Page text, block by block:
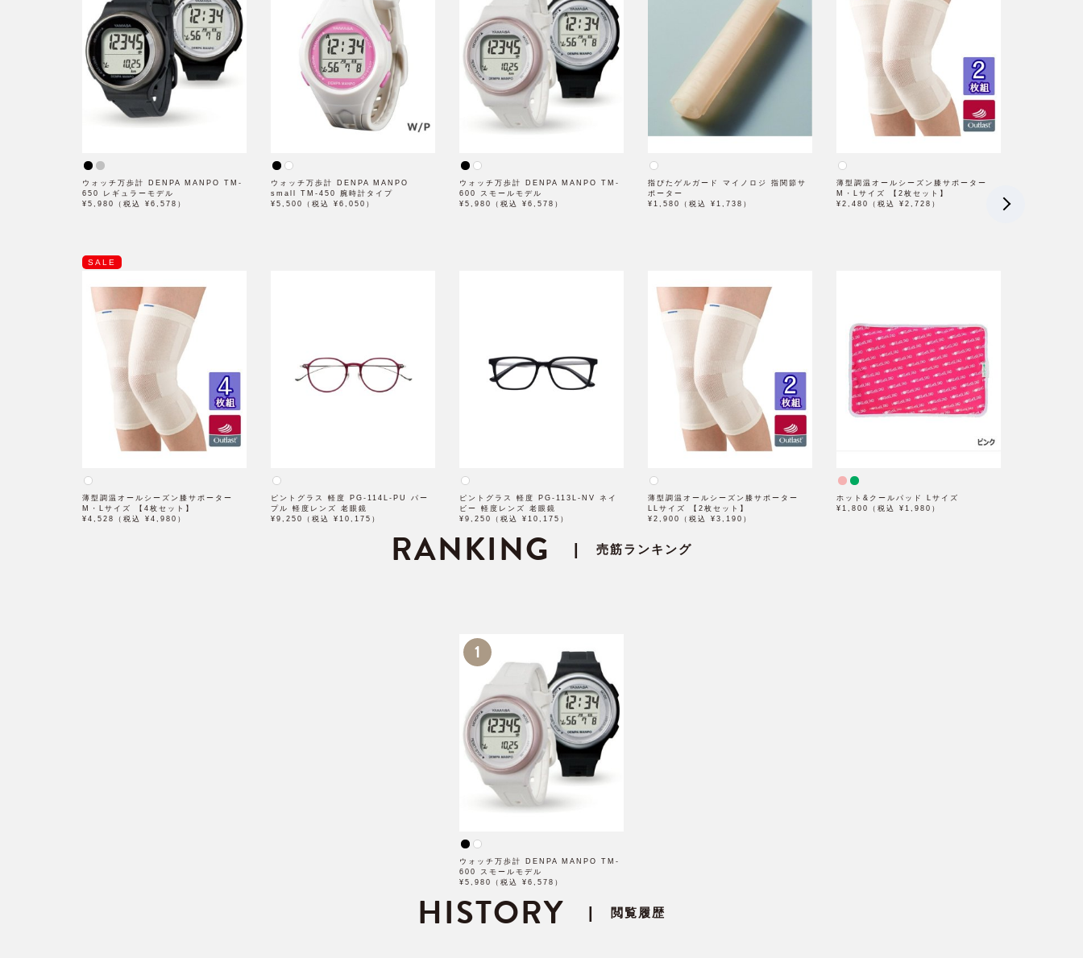
ウォッチ万歩計 DENPA MANPO TM-
650 レギュラーモデル
¥5,980（税込 ¥6,578）
ウォッチ万歩計 DENPA MANPO
small TM-450 腕時計タイプ
¥5,500（税込 ¥6,050）
ウォッチ万歩計 DENPA MANPO TM-
600 スモールモデル
¥5,980（税込 ¥6,578）
指ぴたゲルガード マイノロジ 指関節サ
ポーター
¥1,580（税込 ¥1,738）
薄型調温オールシーズン膝サポーター
M・Lサイズ 【2枚セット】
¥2,480（税込 ¥2,728）
SALE
薄型調温オールシーズン膝サポーター
M・Lサイズ 【4枚セット】
¥4,528（税込 ¥4,980）
ピントグラス 軽度 PG-114L-PU パー
プル 軽度レンズ 老眼鏡
¥9,250（税込 ¥10,175）
ピントグラス 軽度 PG-113L-NV ネイ
ビー 軽度レンズ 老眼鏡
¥9,250（税込 ¥10,175）
薄型調温オールシーズン膝サポーター
LLサイズ 【2枚セット】
¥2,900（税込 ¥3,190）
ホット&クールパッド Lサイズ
¥1,800（税込 ¥1,980）
RANKING 売筋ランキング
1
ウォッチ万歩計 DENPA MANPO TM-
600 スモールモデル
¥5,980（税込 ¥6,578）
HISTORY 閲覧履歴